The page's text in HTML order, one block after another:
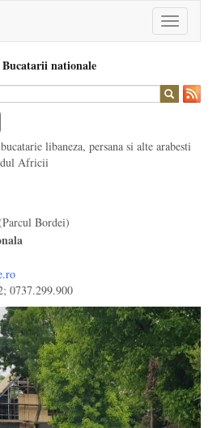
Toggle
navigation
Bucatarii nationale
libaneza, persana si alte arabesti
Africii
Bordei)
0737.299.900